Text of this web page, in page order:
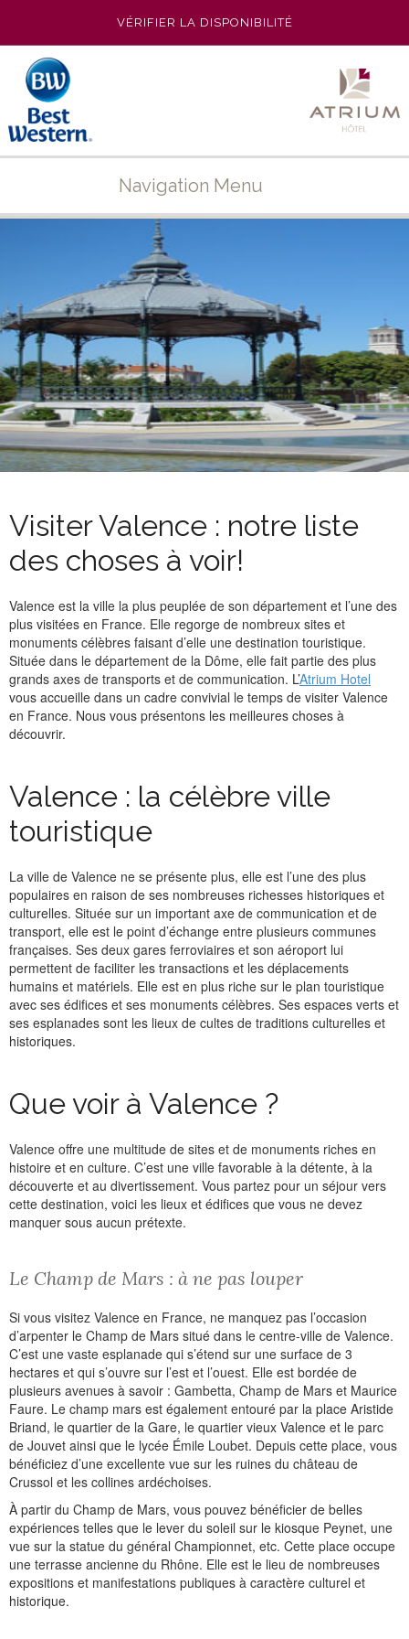
VÉRIFIER LA DISPONIBILITÉ
Navigation Menu
LES CHAMBRES
SE RESTAURER DESTINATION
OFFRES SPÉCIALES SÉMINAIRES
CONTACT DEMANDER À ÊTRE RAPPELÉ
ENGLISH FRANÇAIS
Visiter Valence : notre liste
des choses à voir!
Valence est la ville la plus peuplée de son département et l’une des
plus visitées en France. Elle regorge de nombreux sites et
monuments célèbres faisant d’elle une destination touristique.
Située dans le département de la Dôme, elle fait partie des plus
grands axes de transports et de communication. L’Atrium Hotel
vous accueille dans un cadre convivial le temps de visiter Valence
en France. Nous vous présentons les meilleures choses à
découvrir.
Valence : la célèbre ville
touristique
La ville de Valence ne se présente plus, elle est l’une des plus
populaires en raison de ses nombreuses richesses historiques et
culturelles. Située sur un important axe de communication et de
transport, elle est le point d’échange entre plusieurs communes
françaises. Ses deux gares ferroviaires et son aéroport lui
permettent de faciliter les transactions et les déplacements
humains et matériels. Elle est en plus riche sur le plan touristique
avec ses édifices et ses monuments célèbres. Ses espaces verts et
ses esplanades sont les lieux de cultes de traditions culturelles et
historiques.
Que voir à Valence ?
Valence offre une multitude de sites et de monuments riches en
histoire et en culture. C’est une ville favorable à la détente, à la
découverte et au divertissement. Vous partez pour un séjour vers
cette destination, voici les lieux et édifices que vous ne devez
manquer sous aucun prétexte.
Le Champ de Mars : à ne pas louper
Si vous visitez Valence en France, ne manquez pas l’occasion
d’arpenter le Champ de Mars situé dans le centre-ville de Valence.
C’est une vaste esplanade qui s’étend sur une surface de 3
hectares et qui s’ouvre sur l’est et l’ouest. Elle est bordée de
plusieurs avenues à savoir : Gambetta, Champ de Mars et Maurice
Faure. Le champ mars est également entouré par la place Aristide
Briand, le quartier de la Gare, le quartier vieux Valence et le parc
de Jouvet ainsi que le lycée Émile Loubet. Depuis cette place, vous
bénéficiez d’une excellente vue sur les ruines du château de
Crussol et les collines ardéchoises.
À partir du Champ de Mars, vous pouvez bénéficier de belles
expériences telles que le lever du soleil sur le kiosque Peynet, une
vue sur la statue du général Championnet, etc. Cette place occupe
une terrasse ancienne du Rhône. Elle est le lieu de nombreuses
expositions et manifestations publiques à caractère culturel et
historique.